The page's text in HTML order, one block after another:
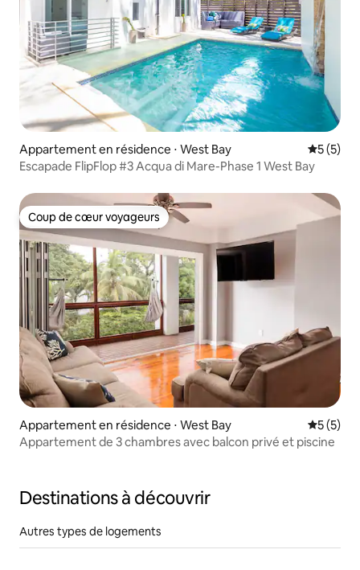
Appartement en résidence ⋅ West Bay
5 (5)
Escapade FlipFlop #3 Acqua di Mare-Phase 1 West Bay
Coup de cœur voyageurs
Coup de cœur voyageurs
Appartement en résidence ⋅ West Bay
5 (5)
Appartement de 3 chambres avec balcon privé et piscine
Destinations à découvrir
Autres types de logements